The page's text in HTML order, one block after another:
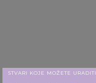
STVARI KOJE MOŽETE URADITI